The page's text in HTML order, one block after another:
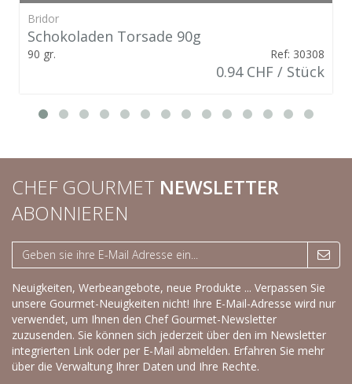
Bridor
Schokoladen Torsade 90g
90 gr. Ref: 30308
0.94 CHF / Stück
CHEF GOURMET NEWSLETTER
ABONNIEREN
Neuigkeiten, Werbeangebote, neue Produkte ... Verpassen Sie
unsere Gourmet-Neuigkeiten nicht! Ihre E-Mail-Adresse wird nur
verwendet, um Ihnen den Chef Gourmet-Newsletter
zuzusenden. Sie können sich jederzeit über den im Newsletter
integrierten Link oder per E-Mail abmelden. Erfahren Sie mehr
über die Verwaltung Ihrer Daten und Ihre Rechte.